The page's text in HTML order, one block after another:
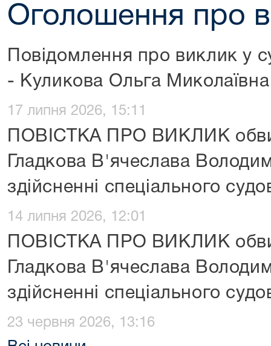
Оголошення про
Повідомлення про виклик у
- Куликова Ольга Миколаївна
17 липня 2026, 15:11
ПОВІСТКА ПРО ВИКЛИК
Гладкова В'ячеслава
здійсненні спеціального
14 липня 2026, 12:01
ПОВІСТКА ПРО ВИКЛИК
Гладкова В'ячеслава
здійсненні спеціального
23 червня 2026, 13:16